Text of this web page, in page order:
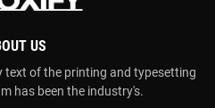
US
text of the printing and typesetting
has been the industry's.